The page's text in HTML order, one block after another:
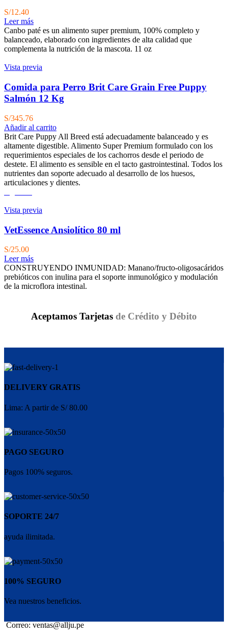
S/12.40
Leer más
Canbo paté es un alimento super premium, 100% completo y
balanceado, elaborado con ingredientes de alta calidad que
complementa la nutrición de la mascota. 11 oz
Vista previa
Comida para Perro Brit Care Grain Free Puppy
Salmón 12 Kg
S/345.76
Añadir al carrito
Brit Care Puppy All Breed está adecuadamente balanceado y es
altamente digestible. Alimento Super Premium formulado con los
requerimientos especiales de los cachorros desde el periodo de
destete. El alimento es sensible en el tacto gastrointestinal. Todos los
nutrientes dan soporte adecuado al desarrollo de los huesos,
articulaciones y dientes.
Vista previa
VetEssence Ansiolítico 80 ml
S/25.00
Leer más
CONSTRUYENDO INMUNIDAD: Manano/fructo-oligosacáridos
prebióticos con inulina para el soporte inmunológico y modulación
de la microflora intestinal.
Aceptamos Tarjetas de Crédito y Débito
DELIVERY GRATIS
Lima: A partir de S/ 80.00
PAGO SEGURO
Pagos 100% seguros.
SOPORTE 24/7
ayuda ilimitada.
100% SEGURO
Vea nuestros beneficios.
Correo: ventas@allju.pe